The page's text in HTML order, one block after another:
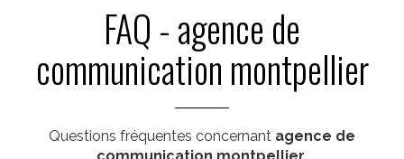
FAQ - agence de
communication montpellier
Questions fréquentes concernant agence de